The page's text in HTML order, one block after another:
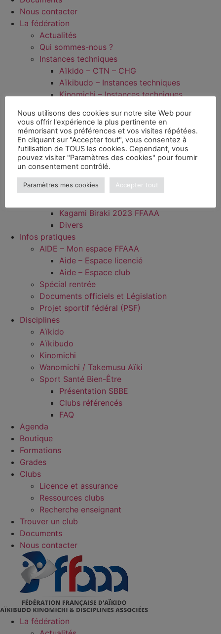
Nous contacter
La fédération
Actualités
Qui sommes-nous ?
Instances techniques
Aïkido – CTN – CHG
Aïkibudo – Instances techniques
Kinomichi – Instances techniques
Commissions
Commission Prévention radicalisation et
violences sexuelles
Dans les régions
Documentation
Médiathèque
Jeunes
Kagami Biraki 2023 FFAAA
Divers
Infos pratiques
AIDE – Mon espace FFAAA
Aide – Espace licencié
Aide – Espace club
Spécial rentrée
Documents officiels et Législation
Projet sportif fédéral (PSF)
Disciplines
Aïkido
Aïkibudo
Kinomichi
Wanomichi / Takemusu Aïki
Sport Santé Bien-Être
Présentation SBBE
Clubs référencés
FAQ
Agenda
Boutique
Formations
Grades
Clubs
Licence et assurance
Ressources clubs
Recherche enseignant
Trouver un club
Documents
Nous contacter
La fédération
Nous utilisons des cookies sur notre site Web pour
vous offrir l'expérience la plus pertinente en
mémorisant vos préférences et vos visites répétées.
En cliquant sur "Accepter tout", vous consentez à
l'utilisation de TOUS les cookies. Cependant, vous
pouvez visiter "Paramètres des cookies" pour fournir
un consentement contrôlé.
Paramètres mes cookies Accepter tout